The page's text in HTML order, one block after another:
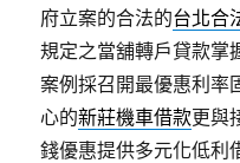
府立案的合法的台北合
規定之當舖轉戶貸款掌
案例採召開最優惠利率
心的新莊機車借款更與
錢優惠提供多元化低利